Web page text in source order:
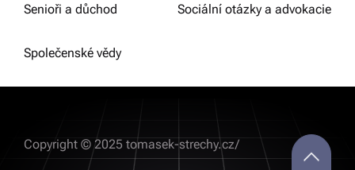
Senioři a důchod Sociální otázky a advokacie
Společenské vědy
Copyright © 2025 tomasek-strechy.cz/